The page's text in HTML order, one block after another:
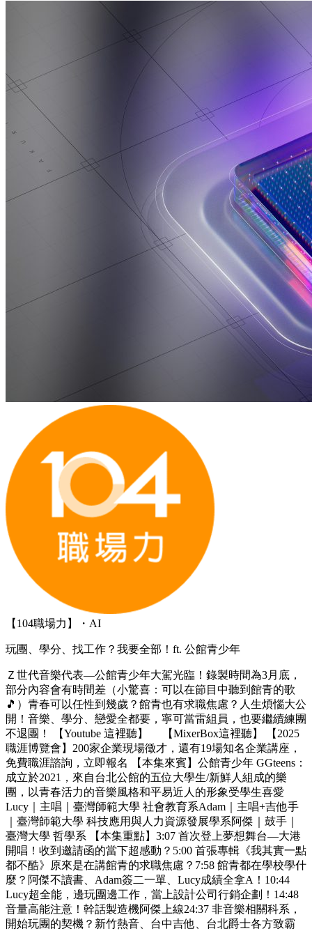
【104職場力】・AI
玩團、學分、找工作？我要全部！ft. 公館青少年
Ｚ世代音樂代表—公館青少年大駕光臨！錄製時間為3月底，
部分內容會有時間差（小驚喜：可以在節目中聽到館青的歌
🎵）青春可以任性到幾歲？館青也有求職焦慮？人生煩惱大公
開！音樂、學分、戀愛全都要，寧可當雷組員，也要繼續練團
不退團！ 【Youtube 這裡聽】 【MixerBox這裡聽】 【2025
職涯博覽會】200家企業現場徵才，還有19場知名企業講座，
免費職涯諮詢，立即報名 【本集來賓】公館青少年 GGteens：
成立於2021，來自台北公館的五位大學生/新鮮人組成的樂
團，以青春活力的音樂風格和平易近人的形象受學生喜愛
Lucy｜主唱｜臺灣師範大學 社會教育系Adam｜主唱+吉他手
｜臺灣師範大學 科技應用與人力資源發展學系阿傑｜鼓手｜
臺灣大學 哲學系 【本集重點】3:07 首次登上夢想舞台—大港
開唱！收到邀請函的當下超感動？5:00 首張專輯《我其實一點
都不酷》原來是在講館青的求職焦慮？7:58 館青都在學校學什
麼？阿傑不讀書、Adam簽二一單、Lucy成績全拿A！10:44
Lucy超全能，邊玩團邊工作，當上設計公司行銷企劃！14:48
音量高能注意！幹話製造機阿傑上線24:37 非音樂相關科系，
開始玩團的契機？新竹熱音、台中吉他、台北爵士各方致霸